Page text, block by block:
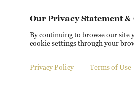
Copyright © 2024 CGTN. 京
Our Privacy Statement &
By continuing to browse our site
cookie settings through your
Privacy Policy Terms of Use